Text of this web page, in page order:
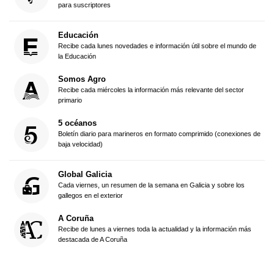
para suscriptores
Educación
Recibe cada lunes novedades e información útil sobre el mundo de
la Educación
Somos Agro
Recibe cada miércoles la información más relevante del sector
primario
5 océanos
Boletín diario para marineros en formato comprimido (conexiones de
baja velocidad)
Global Galicia
Cada viernes, un resumen de la semana en Galicia y sobre los
gallegos en el exterior
A Coruña
Recibe de lunes a viernes toda la actualidad y la información más
destacada de A Coruña